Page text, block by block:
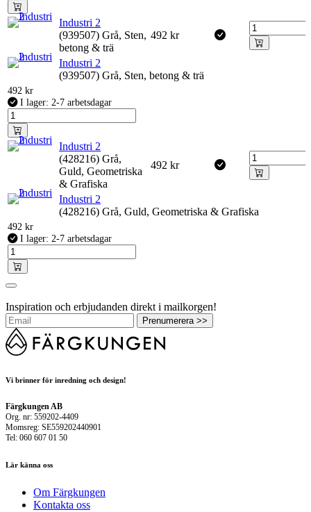
Industri 2
(939507) Grå, Sten,
betong & trä
492 kr
Industri 2
(939507) Grå, Sten, betong & trä
492 kr
I lager: 2-7 arbetsdagar
Industri 2
(428216) Grå,
Guld, Geometriska
& Grafiska
492 kr
Industri 2
(428216) Grå, Guld, Geometriska & Grafiska
492 kr
I lager: 2-7 arbetsdagar
Inspiration och erbjudanden direkt i mailkorgen!
Prenumerera >>
Vi brinner för inredning och design!
Färgkungen AB
Org. nr: 559202-4409
Momsreg: SE559202440901
Tel: 060 607 01 50
Lär känna oss
Om Färgkungen
Kontakta oss